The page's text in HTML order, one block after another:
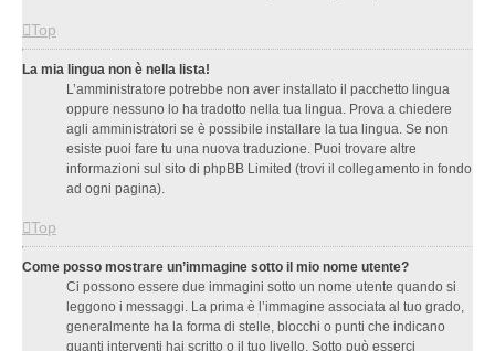
Top
La mia lingua non è nella lista!
L’amministratore potrebbe non aver installato il pacchetto lingua
oppure nessuno lo ha tradotto nella tua lingua. Prova a chiedere
agli amministratori se è possibile installare la tua lingua. Se non
esiste puoi fare tu una nuova traduzione. Puoi trovare altre
informazioni sul sito di phpBB Limited (trovi il collegamento in fondo
ad ogni pagina).
Top
Come posso mostrare un’immagine sotto il mio nome utente?
Ci possono essere due immagini sotto un nome utente quando si
leggono i messaggi. La prima è l’immagine associata al tuo grado,
generalmente ha la forma di stelle, blocchi o punti che indicano
quanti interventi hai scritto o il tuo livello. Sotto può esserci